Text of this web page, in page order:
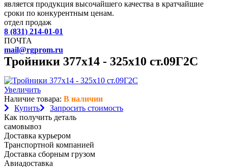
является продукция высочайшего качества в кратчайшие
сроки по конкурентным ценам.
отдел продаж
8 (831) 214-01-01
ПОЧТА
mail@rgprom.ru
Тройники 377х14 - 325х10 ст.09Г2С
Увеличить
Наличие товара: В наличии
Купить
Запросить стоимость
Как получить деталь
самовывоз
Доставка курьером
Транспортной компанией
Доставка сборным грузом
Авиадоставка